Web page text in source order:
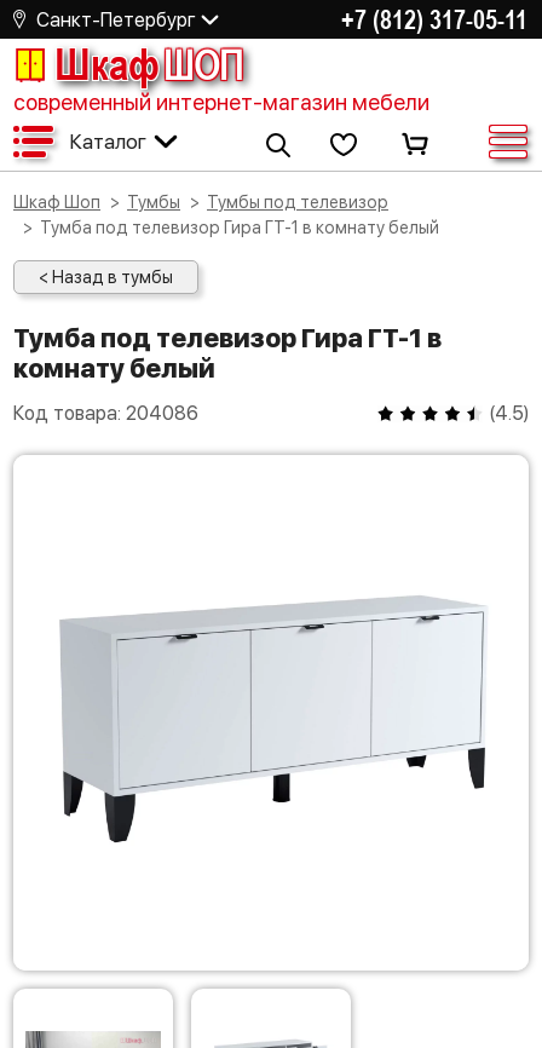
Санкт-Петербург +7 (812) 317-05-11
ШкафШОП
современный интернет-магазин мебели
Каталог
Шкаф Шоп Тумбы
Тумбы под телевизор
Тумба под телевизор Гира ГТ-1 в комнату белый
< Назад в тумбы
Тумба под телевизор Гира ГТ-1 в
комнату белый
Код товара: 204086 (4.5)